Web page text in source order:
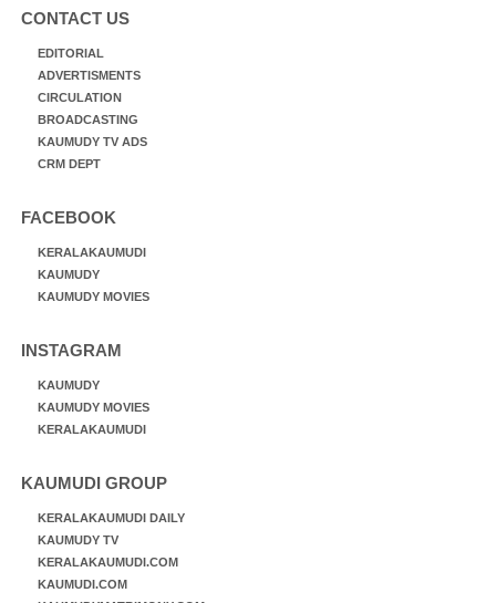
CONTACT US
EDITORIAL
ADVERTISMENTS
CIRCULATION
BROADCASTING
KAUMUDY TV ADS
CRM DEPT
FACEBOOK
KERALAKAUMUDI
KAUMUDY
KAUMUDY MOVIES
INSTAGRAM
KAUMUDY
KAUMUDY MOVIES
KERALAKAUMUDI
KAUMUDI GROUP
KERALAKAUMUDI DAILY
KAUMUDY TV
KERALAKAUMUDI.COM
KAUMUDI.COM